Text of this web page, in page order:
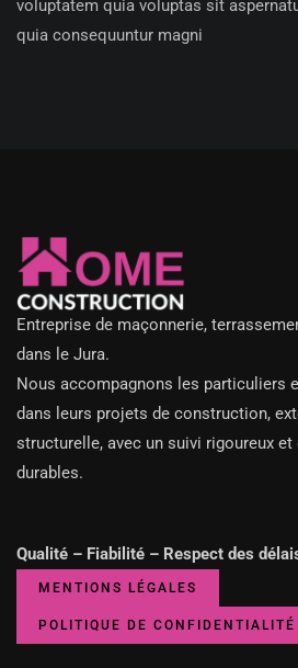
voluptatem quia voluptas sit
quia consequuntur magni
Entreprise de maçonnerie,
dans le Jura.
Nous accompagnons les particuliers
dans leurs projets de construction,
structurelle, avec un suivi rigoureux
durables.
Qualité – Fiabilité – Respect des
MENTIONS LÉGALES
POLITIQUE DE CONFIDENTIALITÉ